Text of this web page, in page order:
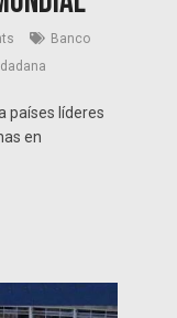
Banco
países líderes
en